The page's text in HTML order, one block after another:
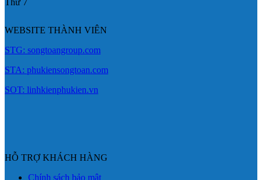
WEBSITE THÀNH VIÊN
STG: songtoangroup.com
STA: phukiensongtoan.com
SOT: linhkienphukien.vn
HỖ TRỢ KHÁCH HÀNG
Chính sách bảo mật